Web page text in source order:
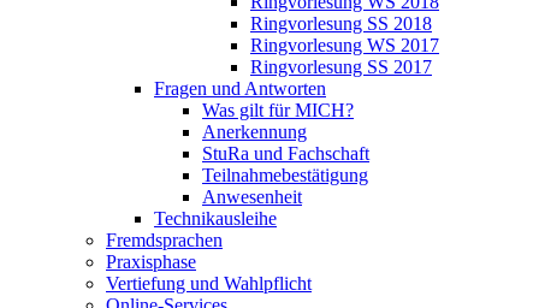
Ringvorlesung SS 2018
Ringvorlesung WS 2017
Ringvorlesung SS 2017
Fragen und Antworten
Was gilt für MICH?
Anerkennung
StuRa und Fachschaft
Teilnahmebestätigung
Anwesenheit
Technikausleihe
Fremdsprachen
Praxisphase
Vertiefung und Wahlpflicht